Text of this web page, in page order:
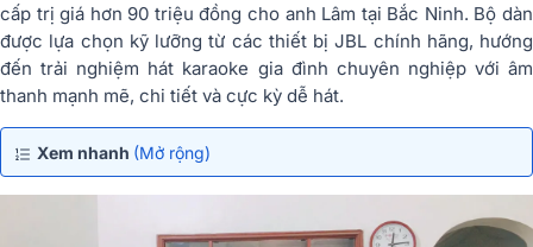
cấp trị giá hơn 90 triệu đồng cho anh Lâm tại Bắc Ninh. Bộ dàn
được lựa chọn kỹ lưỡng từ các thiết bị JBL chính hãng, hướng
đến trải nghiệm hát karaoke gia đình chuyên nghiệp với âm
thanh mạnh mẽ, chi tiết và cực kỳ dễ hát.
Xem nhanh (Mở rộng)